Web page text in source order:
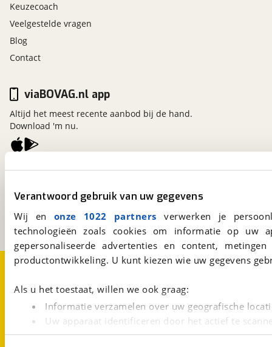
Verantwoord gebruik van uw gegevens
Wij en onze 1022 partners verwerken je
technologieën zoals cookies om informatie op
gepersonaliseerde advertenties en content,
productontwikkeling. U kunt kiezen wie uw gegevens
Als u het toestaat, willen we ook graag:
Informatie verzamelen over uw geografische
Uw apparaat identificeren door het actief te
Lees meer over hoe uw persoonlijke gegevens worden
Keuzecoach
Veelgestelde vragen
Blog
Contact
viaBOVAG.nl
Kosterijland
3981 AJ Bunnik
Een initiatief van
viaBOVAG.nl app
Altijd het meest recente aanbod bij de hand.
Download 'm nu.
Over viaBOVAG.nlDisclaimer- en Privacyverklaring